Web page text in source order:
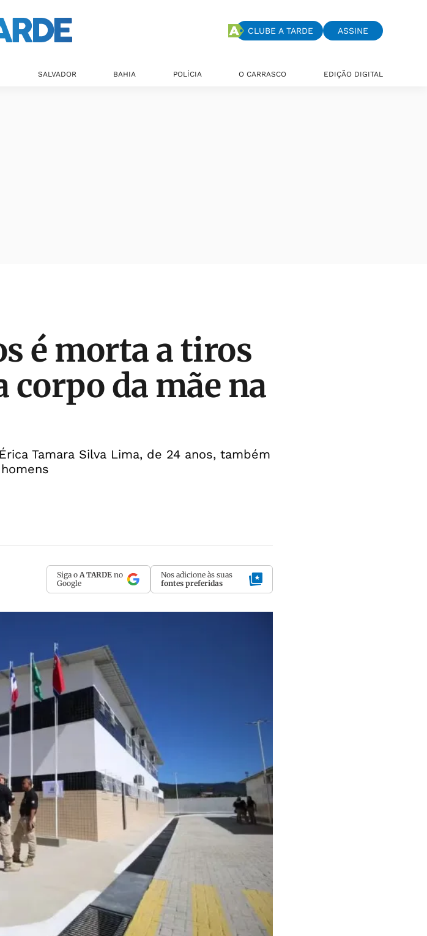
CLUBE A TARDE ASSINE
SALVADOR BAHIA POLÍCIA O CARRASCO EDIÇÃO DIGITAL
é morta a tiros
corpo da mãe na
Tamara Silva Lima, de 24 anos, também
Siga o A TARDE no
Google
Nos adicione às suas
fontes preferidas